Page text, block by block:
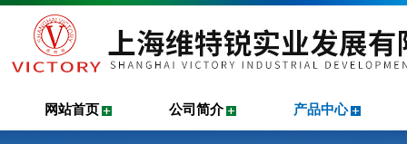
网站首页 公司简介 产品中心